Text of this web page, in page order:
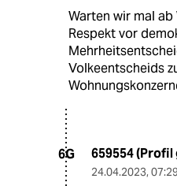
Warten wir mal ab
Respekt vor
Volkeentscheids
6G 659554
24.04.2023,